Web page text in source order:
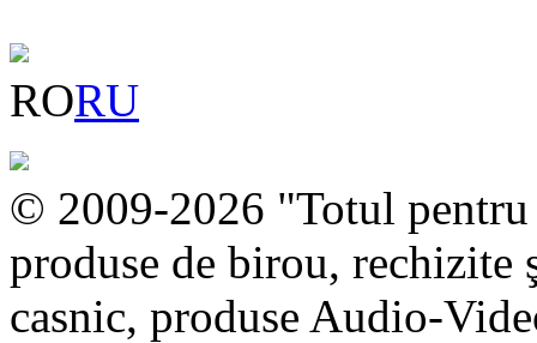
RORU
© 2009-2026 "Totul
produse de birou, rechizite
casnic, produse Audio-